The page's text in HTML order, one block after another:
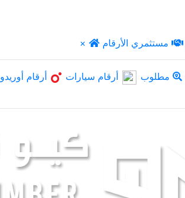
× مستثمري الأرقام
مطلوب أرقام سيارات أرقام أوريدو